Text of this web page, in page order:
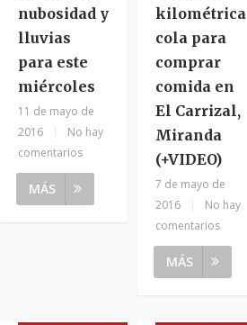
nubosidad y
lluvias
para este
miércoles
11 de mayo de
2016
No hay
comentarios
MÁS
kilométrica
cola para
comprar
comida en
El Carrizal,
Miranda
(+VIDEO)
7 de mayo de
2016
No hay
comentarios
MÁS